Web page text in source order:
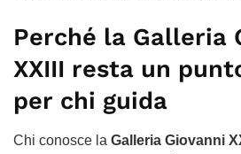
Perché la Galleria
XXIII resta un
per chi guida
Chi conosce la Galleria Giovanni